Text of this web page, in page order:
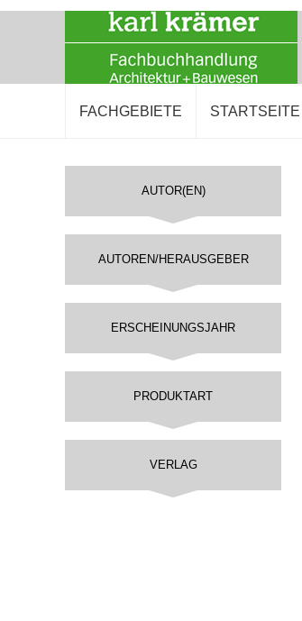
FACHGEBIETE STARTSEITE
AUTOR(EN)
AUTOREN/HERAUSGEBER
ERSCHEINUNGSJAHR
PRODUKTART
VERLAG